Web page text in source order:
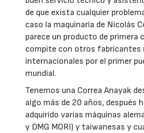
de que exista cualquier
caso la maquinaria de Nicolás
parece un producto de primera
compite con otros fabricantes
internacionales por el primer
mundial.
Tenemos una Correa Anayak
algo más de 20 años, después
adquirido varias máquinas
y DMG MORI) y taiwanesas y